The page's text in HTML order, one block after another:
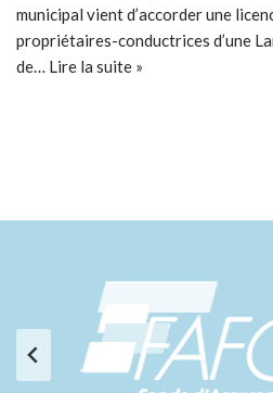
municipal vient d’accorder une
propriétaires-conductrices d’une
de… Lire la suite »